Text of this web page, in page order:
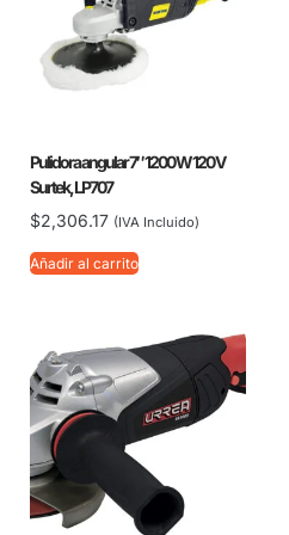
Pulidora angular 7″ 1200 W 120 V
Surtek, LP707
$2,306.17 (IVA Incluido)
Añadir al carrito